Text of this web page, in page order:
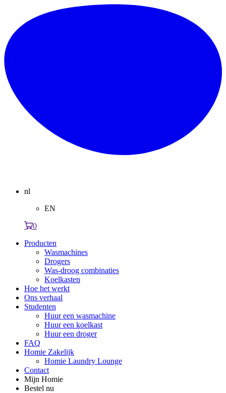
nl
EN
0
Producten
Wasmachines
Drogers
Was-droog combinaties
Koelkasten
Hoe het werkt
Ons verhaal
Studenten
Huur een wasmachine
Huur een koelkast
Huur een droger
FAQ
Homie Zakelijk
Homie Laundry Lounge
Contact
Mijn Homie
Bestel nu